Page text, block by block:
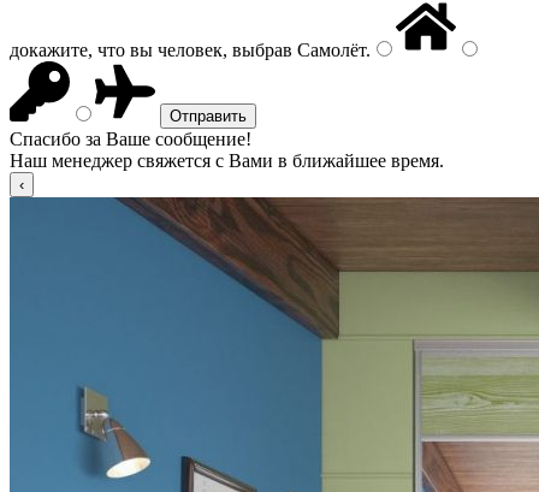
докажите, что вы человек, выбрав Самолёт.
Спасибо за Ваше сообщение!
Наш менеджер свяжется с Вами в ближайшее время.